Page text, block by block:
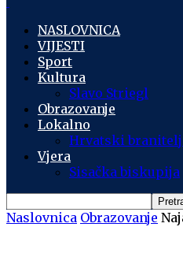
NASLOVNICA
VIJESTI
Sport
Kultura
Slavo Striegl
Obrazovanje
Lokalno
Hrvatski
Vjera
Sisačka biskupija
Naslovnica Obrazovanje